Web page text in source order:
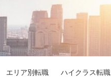
エリア別転職 ハイクラス転職